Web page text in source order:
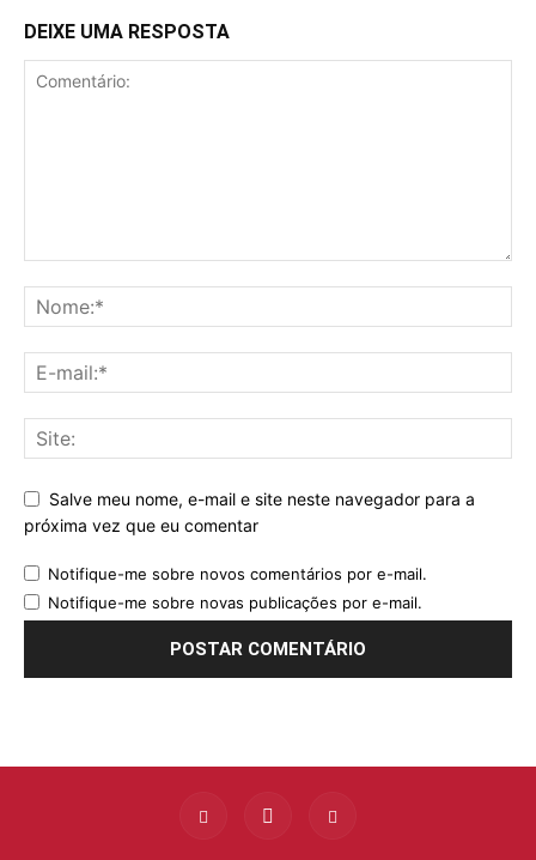
DEIXE UMA RESPOSTA
Salve meu nome, e-mail e site neste navegador para a
próxima vez que eu comentar
Notifique-me sobre novos comentários por e-mail.
Notifique-me sobre novas publicações por e-mail.